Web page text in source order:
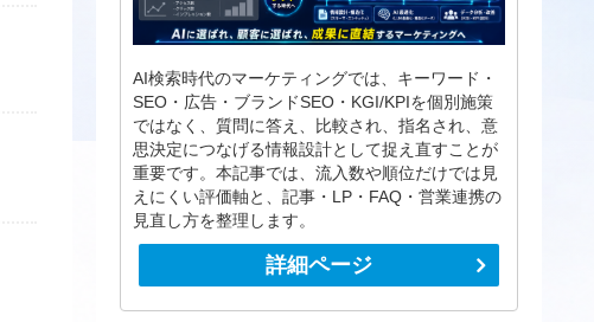
AI検索時代のマーケティングでは、キーワード・
SEO・広告・ブランドSEO・KGI/KPIを個別施策
ではなく、質問に答え、比較され、指名され、意
思決定につなげる情報設計として捉え直すことが
重要です。本記事では、流入数や順位だけでは見
えにくい評価軸と、記事・LP・FAQ・営業連携の
見直し方を整理します。
詳細ページ